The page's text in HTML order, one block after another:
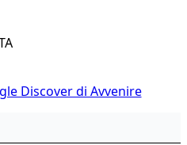
Discover di Avvenire